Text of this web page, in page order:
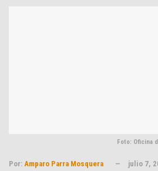
Foto: Oficina
Por: Amparo Parra Mosquera
julio 7,